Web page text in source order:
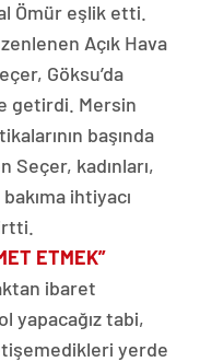
Ömür eşlik etti.
Açık Hava
Göksu’da
getirdi. Mersin
başında
kadınları,
ihtiyacı
ETMEK”
ibaret
yapacağız tabi,
yerde